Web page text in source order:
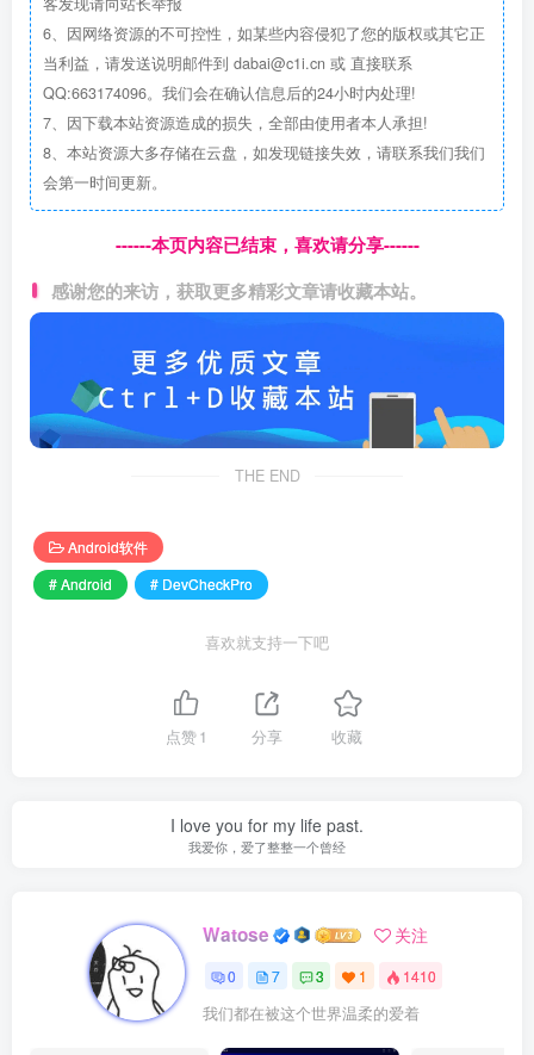
6、因网络资源的不可控性，如某些内容侵犯了您的版权或其它正
当利益，请发送说明邮件到 dabai@c1i.cn 或 直接联系
QQ:663174096。我们会在确认信息后的24小时内处理!
7、因下载本站资源造成的损失，全部由使用者本人承担!
8、本站资源大多存储在云盘，如发现链接失效，请联系我们我们
会第一时间更新。
------本页内容已结束，喜欢请分享------
感谢您的来访，获取更多精彩文章请收藏本站。
THE END
Android软件
# Android
# DevCheckPro
喜欢就支持一下吧
点赞1 分享 收藏
I love you for my life past.
我爱你，爱了整整一个曾经
Watose 关注
0 7 3 1 1410
我们都在被这个世界温柔的爱着